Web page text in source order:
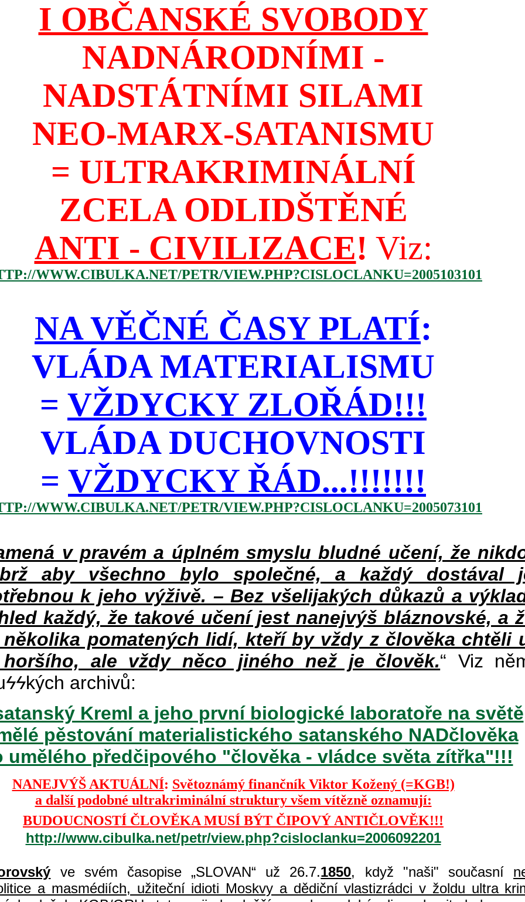
I OBČANSKÉ SVOBODY
NADNÁRODNÍMI -
NADSTÁTNÍMI SILAMI
NEO-MARX-SATANISMU
= ULTRAKRIMINÁLNÍ
ZCELA ODLIDŠTĚNÉ
ANTI - CIVILIZACE! Viz:
WWW.CIBULKA.NET/PETR/VIEW.PHP?CISLOCLANKU=2005103101
NA VĚČNÉ ČASY PLATÍ:
VLÁDA MATERIALISMU
= VŽDYCKY ZLOŘÁD!!!
VLÁDA DUCHOVNOSTI
= VŽDYCKY ŘÁD...!!!!!!!
WWW.CIBULKA.NET/PETR/VIEW.PHP?CISLOCLANKU=2005073101
v pravém a úplném smyslu bludné učení, že
aby všechno bylo společné, a každý dostával
k jeho výživě. – Bez všelijakých důkazů a
každý, že takové učení jest nanejvýš bláznovské, a
pomatených lidí, kteří by vždy z člověka chtěli
ale vždy něco jiného než je člověk.“ Viz
ϟϟkých archivů:
Kreml a jeho první biologické laboratoře na světě
pěstování materialistického satanského NADčlověka
umělého předčipového "člověka - vládce světa zítřka"!!!
NANEJVÝŠ AKTUÁLNÍ: Světoznámý finančník Viktor Kožený (=KGB!)
a další podobné ultrakriminální struktury všem vítězně oznamují:
BUDOUCNOSTÍ ČLOVĚKA MUSÍ BÝT ČIPOVÝ ANTIČLOVĚK!!!
http://www.cibulka.net/petr/view.php?cisloclanku=2006092201
ve svém časopise „SLOVAN“ už 26.7.1850, když "naši" současní
a masmédiích, užiteční idioti Moskvy a dědiční vlastizrádci v žoldu ultra